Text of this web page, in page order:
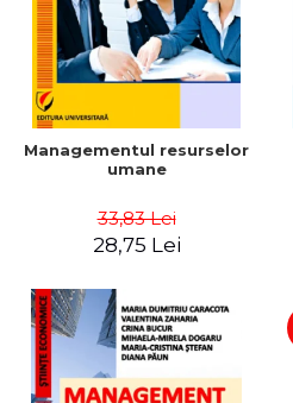
Managementul resurselor
umane
33,83 Lei
28,75 Lei